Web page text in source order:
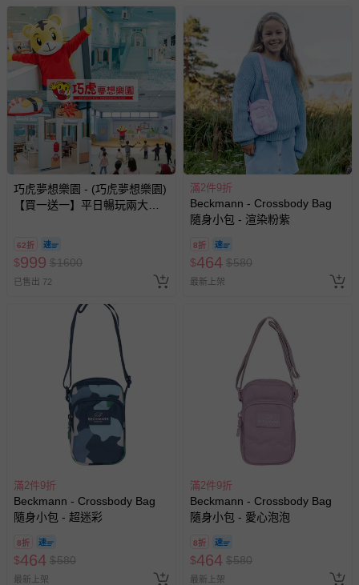
巧虎夢想樂園 - (巧虎夢想樂園)
【買一送一】平日暢玩兩大一
2026/10/16 正券逾期視同現金
券使用
62折
$999 $1600
已售出 72
滿2件9折
Beckmann - Crossbody Bag
隨身小包 - 渲染粉紫
8折
$464 $580
最新上架
滿2件9折
Beckmann - Crossbody Bag
隨身小包 - 超迷彩
8折
$464 $580
最新上架
滿2件9折
Beckmann - Crossbody Bag
隨身小包 - 愛心泡泡
8折
$464 $580
最新上架